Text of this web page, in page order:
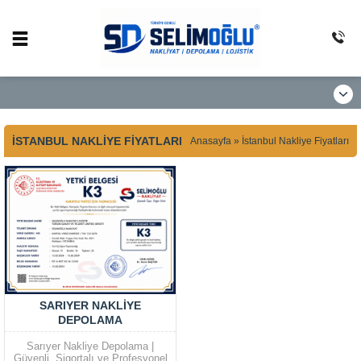
İSTANBUL NAKLIYE FIYATLARI Anasayfa » İstanbul Nakliye Fiyatları
SARIYER NAKLIYE
DEPOLAMA
Sarıyer Nakliye Depolama |
Güvenli, Sigortalı ve Profesyonel